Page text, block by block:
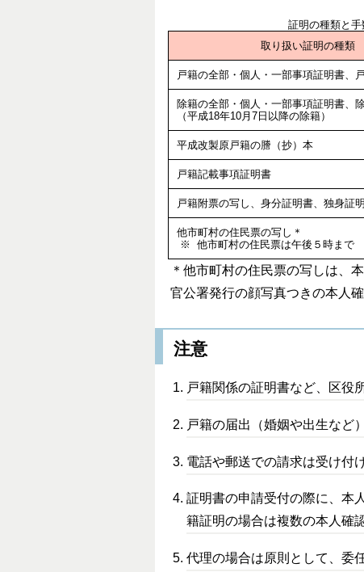
証明の種類と手
取り扱い証明の種類
戸籍の全部・個人・一部事項証明書、
除籍の全部・個人・一部事項証明書、
（平成18年10月7日以降の除籍）
平成改製原戸籍の謄（抄）本
戸籍記載事項証明書
戸籍附票の写し、身分証明書、独身証明
他市町村の住民票の写し＊
※ 他市町村の住民票は午後５時まで
＊他市町村の住民票の写しは、
官公署発行の顔写真つきの本人
注意
戸籍関係の証明書など、区役
戸籍の届出（婚姻や出生など
電話や郵送での請求は受け付
証明書の申請受付の際に、本
籍証明の場合は複数の本人確
代理の場合は原則として、委